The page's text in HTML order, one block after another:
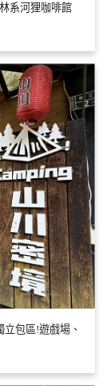
系河狸咖啡館
包區!遊戲場、